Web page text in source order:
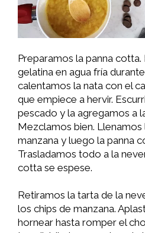
Preparamos la panna
gelatina en agua fría
calentamos la nata con el
que empiece a hervir.
pescado y la agregamos a
Mezclamos bien. Llenamos
manzana y luego la panna
Trasladamos todo a la
cotta se espese.
Retiramos la tarta de la
los chips de manzana.
hornear hasta romper el